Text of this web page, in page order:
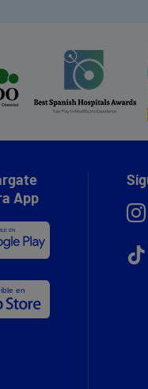
App